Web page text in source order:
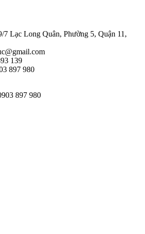
Lạc Long Quân, Phường 5, Quận 11,
139
897 980
897 980